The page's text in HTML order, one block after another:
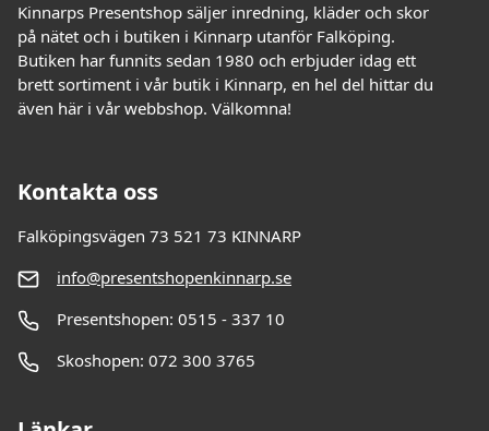
Kinnarps Presentshop säljer inredning, kläder och skor
på nätet och i butiken i Kinnarp utanför Falköping.
Butiken har funnits sedan 1980 och erbjuder idag ett
brett sortiment i vår butik i Kinnarp, en hel del hittar du
även här i vår webbshop. Välkomna!
Kontakta oss
Falköpingsvägen 73 521 73 KINNARP
info@presentshopenkinnarp.se
Presentshopen: 0515 - 337 10
Skoshopen: 072 300 3765